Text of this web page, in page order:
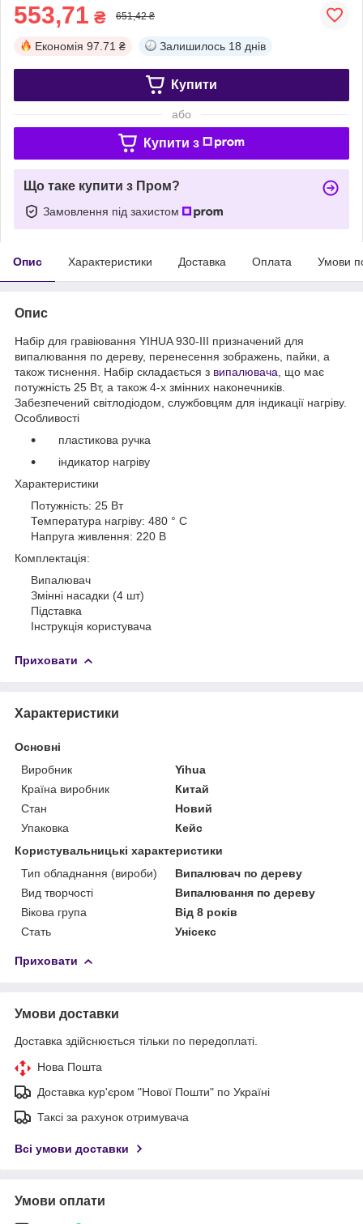
553,71 ₴ 651,42 ₴
Економія 97.71 ₴ Залишилось 18 днів
Купити
або
Купити з
Що таке купити з Пром?
Замовлення під захистом
Опис Характеристики Доставка Оплата Умови
Опис
Набір для гравіювання YIHUA 930-III призначений для
випалювання по дереву, перенесення зображень, пайки, а
також тиснення. Набір складається з випалювача , що має
потужність 25 Вт, а також 4-х змінних наконечників.
Забезпечений світлодіодом, службовцям для індикації нагріву.
Особливості
пластикова ручка
індикатор нагріву
Характеристики
Потужність: 25 Вт
Температура нагріву: 480 ° С
Напруга живлення: 220 В
Комплектація:
Випалювач
Змінні насадки (4 шт)
Підставка
Інструкція користувача
Приховати
Характеристики
Основні
Виробник
Yihua
Країна виробник
Китай
Стан
Новий
Упаковка
Кейс
Користувальницькі характеристики
Тип обладнання (вироби)
Випалювач по дереву
Вид творчості
Випалювання по дереву
Вікова група
Від 8 років
Стать
Унісекс
Приховати
Умови доставки
Доставка здійснюється тільки по передоплаті.
Нова Пошта
Доставка кур'єром "Нової Пошти" по Україні
Таксі за рахунок отримувача
Всі умови доставки
Умови оплати